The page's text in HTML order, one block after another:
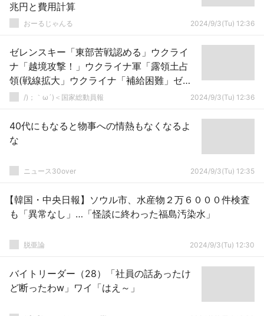
兆円と費用計算
おーるじゃんる 2024/9/3(Tu) 12:36
ゼレンスキー「東部苦戦認める」ウクライ
ナ「越境攻撃！」ウクライナ軍「露領土占
領(戦線拡大」ウクライナ「補給困難」ゼレ
ンスキー「西側諸国に兵器供与訴える！」
/)；｀ω´)＜国家総動員報 2024/9/3(Tu) 12:36
40代にもなると物事への情熱もなくなるよ
な
ニュース30over 2024/9/3(Tu) 12:35
【韓国・中央日報】ソウル市、水産物２万６０００件検査
も「異常なし」…「怪談に終わった福島汚染水」
脱亜論 2024/9/3(Tu) 12:30
バイトリーダー（28）「社員の話あったけ
ど断ったわw」ワイ「はえ～」